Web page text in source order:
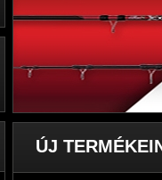
ÚJ